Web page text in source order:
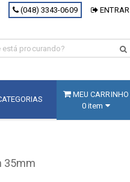
(048) 3343-0609 ENTRAR
MEU CARRINHO
0 item
35mm